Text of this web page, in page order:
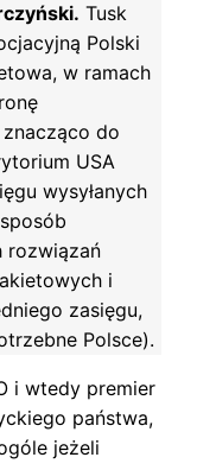
Tusk
Polski
w ramach
do
USA
wysyłanych
rozwiązań
i
zasięgu,
Polsce).
i wtedy premier
państwa,
jeżeli